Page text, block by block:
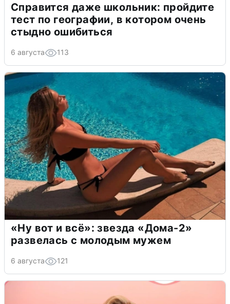
Справится даже школьник: пройдите
тест по географии, в котором очень
стыдно ошибиться
6 августа 113
«Ну вот и всё»: звезда «Дома-2»
развелась с молодым мужем
6 августа 121